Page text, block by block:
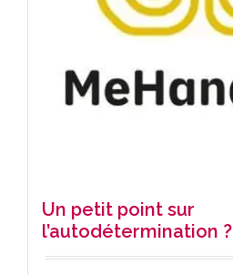
Un petit point sur
l’autodétermination ?